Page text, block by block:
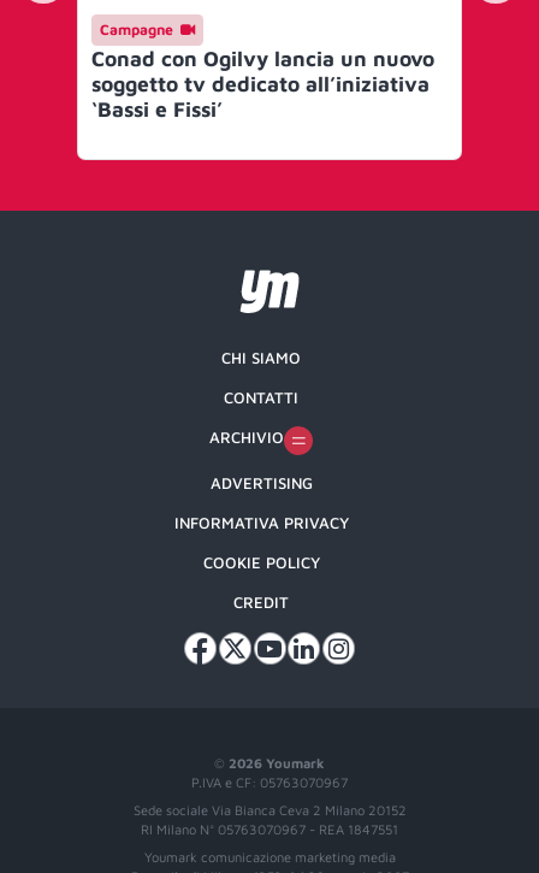
Campagne
Conad con Ogilvy lancia un nuovo
soggetto tv dedicato all’iniziativa
‘Bassi e Fissi’
© 2026 Youmark
P.IVA e CF: 05763070967
Sede sociale Via Bianca Ceva 2 Milano 20152
RI Milano N° 05763070967 - REA 1847551
Youmark comunicazione marketing media
CHI SIAMO
CONTATTI
ARCHIVIO
ADVERTISING
INFORMATIVA PRIVACY
COOKIE POLICY
CREDIT